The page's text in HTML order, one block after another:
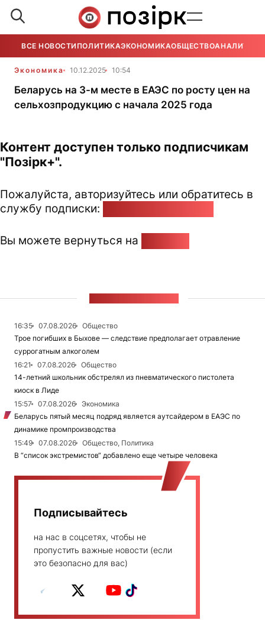
ВСЕ НОВОСТИ ПОЛИТИКАЭКОНОМИКАОБЩЕСТВОАНАЛИТИКА
Экономика 10.12.2025 10:54
Беларусь на 3-м месте в ЕАЭС по росту цен на
сельхозпродукцию с начала 2025 года
Контент доступен только подписчикам
"Позірк+".
Пожалуйста, авторизуйтесь или обратитесь в
службу подписки:
Вы можете вернуться на
16:35 07.08.2026
Общество
Трое погибших в Быхове — следствие предполагает отравление
суррогатным алкоголем
16:21
07.08.2026
Общество
14-летний школьник обстрелял из пневматического пистолета
киоск в Лиде
15:57
07.08.2026
Экономика
Беларусь пятый месяц подряд является аутсайдером в ЕАЭС по
динамике промпроизводства
15:49
07.08.2026
Общество, Политика
В “список экстремистов“ добавлено еще четыре человека
Подписывайтесь
на нас в соцсетях, чтобы не
пропустить важные новости (если
это безопасно для вас)